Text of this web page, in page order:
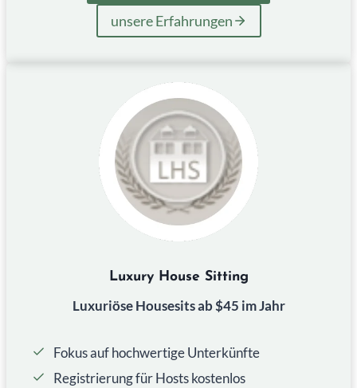
unsere Erfahrungen
Luxury House Sitting
Luxuriöse Housesits ab $45 im Jahr
Fokus auf hochwertige Unterkünfte
Registrierung für Hosts kostenlos